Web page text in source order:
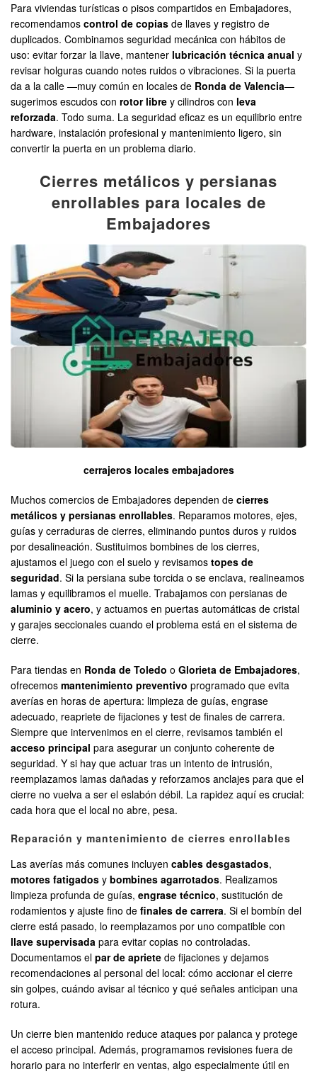
Para viviendas turísticas o pisos compartidos en Embajadores,
recomendamos control de copias de llaves y registro de
duplicados. Combinamos seguridad mecánica con hábitos de
uso: evitar forzar la llave, mantener lubricación técnica anual y
revisar holguras cuando notes ruidos o vibraciones. Si la puerta
da a la calle —muy común en locales de Ronda de Valencia—
sugerimos escudos con rotor libre y cilindros con leva
reforzada. Todo suma. La seguridad eficaz es un equilibrio entre
hardware, instalación profesional y mantenimiento ligero, sin
convertir la puerta en un problema diario.
Cierres metálicos y persianas
enrollables para locales de
Embajadores
cerrajeros locales embajadores
Muchos comercios de Embajadores dependen de cierres
metálicos y persianas enrollables. Reparamos motores, ejes,
guías y cerraduras de cierres, eliminando puntos duros y ruidos
por desalineación. Sustituimos bombines de los cierres,
ajustamos el juego con el suelo y revisamos topes de
seguridad. Si la persiana sube torcida o se enclava, realineamos
lamas y equilibramos el muelle. Trabajamos con persianas de
aluminio y acero, y actuamos en puertas automáticas de cristal
y garajes seccionales cuando el problema está en el sistema de
cierre.
Para tiendas en Ronda de Toledo o Glorieta de Embajadores,
ofrecemos mantenimiento preventivo programado que evita
averías en horas de apertura: limpieza de guías, engrase
adecuado, reapriete de fijaciones y test de finales de carrera.
Siempre que intervenimos en el cierre, revisamos también el
acceso principal para asegurar un conjunto coherente de
seguridad. Y si hay que actuar tras un intento de intrusión,
reemplazamos lamas dañadas y reforzamos anclajes para que el
cierre no vuelva a ser el eslabón débil. La rapidez aquí es crucial:
cada hora que el local no abre, pesa.
Reparación y mantenimiento de cierres enrollables
Las averías más comunes incluyen cables desgastados,
motores fatigados y bombines agarrotados. Realizamos
limpieza profunda de guías, engrase técnico, sustitución de
rodamientos y ajuste fino de finales de carrera. Si el bombín del
cierre está pasado, lo reemplazamos por uno compatible con
llave supervisada para evitar copias no controladas.
Documentamos el par de apriete de fijaciones y dejamos
recomendaciones al personal del local: cómo accionar el cierre
sin golpes, cuándo avisar al técnico y qué señales anticipan una
rotura.
Un cierre bien mantenido reduce ataques por palanca y protege
el acceso principal. Además, programamos revisiones fuera de
horario para no interferir en ventas, algo especialmente útil en